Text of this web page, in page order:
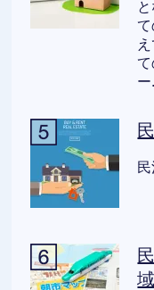
ー